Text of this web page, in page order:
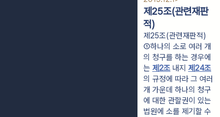
제25조(관련재판
적)
제25조(관련재판적)
①하나의 소로 여러 개
의 청구를 하는 경우에
는 제2조 내지 제24조
의 규정에 따라 그 여러
개 가운데 하나의 청구
에 대한 관할권이 있는
법원에 소를 제기할 수